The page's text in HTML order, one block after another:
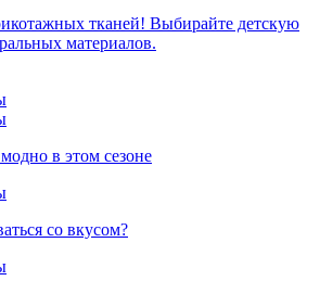
тканей! Выбирайте детскую
материалов.
в этом сезоне
со вкусом?